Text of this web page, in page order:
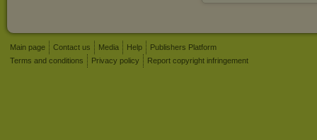
Main page Contact us Media Help
Publishers Platform
Terms and conditions
Privacy policy Report copyright infringement